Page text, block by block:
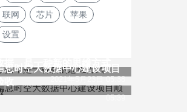
联网 芯片 苹果
设置
据，是一种新的思维方式
2021年5月23日 05:38
息时空大数据中心建设项目
05:39